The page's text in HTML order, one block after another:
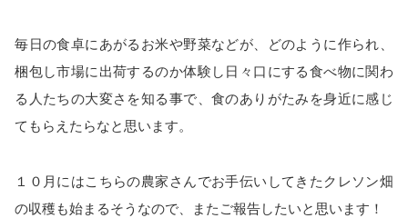
毎日の食卓にあがるお米や野菜などが、どのように作られ、
梱包し市場に出荷するのか体験し日々口にする食べ物に関わ
る人たちの大変さを知る事で、食のありがたみを身近に感じ
てもらえたらなと思います。
１０月にはこちらの農家さんでお手伝いしてきたクレソン畑
の収穫も始まるそうなので、またご報告したいと思います！